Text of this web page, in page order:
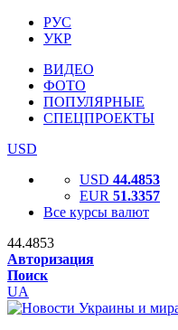
РУС
УКР
ВИДЕО
ФОТО
ПОПУЛЯРНЫЕ
СПЕЦПРОЕКТЫ
USD
USD 44.4853
EUR 51.3357
Все курсы валют
44.4853
Авторизация
Поиск
UA